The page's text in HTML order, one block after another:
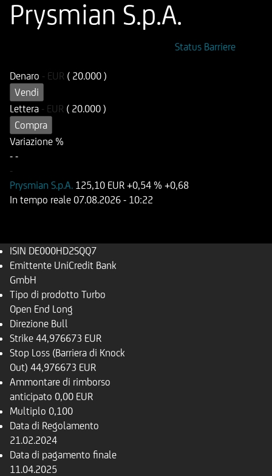
Prysmian S.p.A.
Status Barriere
Denaro - EUR ( 20.000 )
Vendi
Lettera - EUR ( 20.000 )
Compra
Variazione %
- -
-
Prysmian S.p.A. 125,10 EUR +0,54 % +0,68
In tempo reale 07.08.2026 - 10:22
ISIN DE000HD2SQQ7
Emittente UniCredit Bank
GmbH
Tipo di prodotto Turbo
Open End Long
Direzione Bull
Strike 44,976673 EUR
Stop Loss (Barriera di Knock
Out) 44,976673 EUR
Ammontare di rimborso
anticipato 0,00 EUR
Multiplo 0,100
Data di Regolamento
21.02.2024
Data di pagamento finale
11.04.2025